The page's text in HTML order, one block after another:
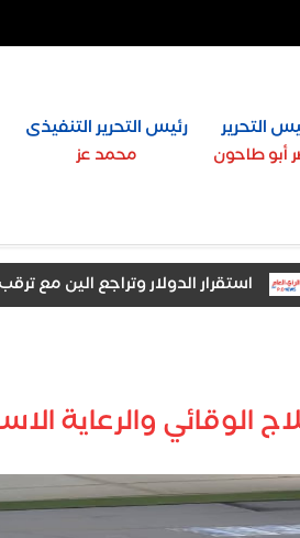
التحرير
أبو طاحون
رئيس التحرير التنفيذى
محمد عز
الدولار وتراجع الين مع ترقب
الوقائي والرعاية